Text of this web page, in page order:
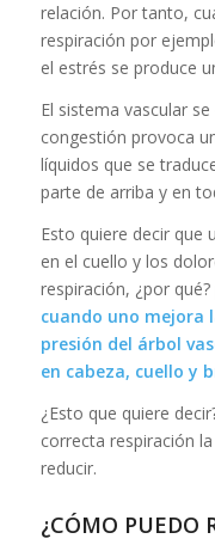
relación. Por tanto,
respiración por
el estrés se produce
El sistema vascular
congestión provoca
líquidos que se
parte de arriba y en
Esto quiere decir que
en el cuello y los
respiración, ¿por
cuando uno mejora
presión del árbol
en cabeza, cuello y
¿Esto que quiere
correcta respiración
reducir.
¿CÓMO PUEDO